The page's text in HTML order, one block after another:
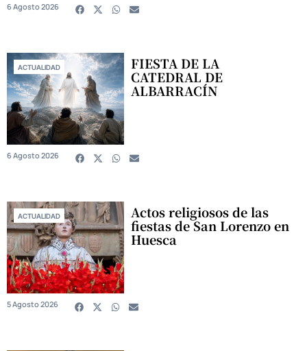
6 Agosto 2026
ACTUALIDAD FIESTA DE LA
CATEDRAL DE
ALBARRACÍN
6 Agosto 2026
ACTUALIDAD Actos religiosos de las
fiestas de San Lorenzo en
Huesca
5 Agosto 2026